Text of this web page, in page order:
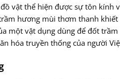
vật thể hiện được sự tôn
hương mùi thơm thanh
một vật dụng dùng để đốt
hóa truyền thống của người